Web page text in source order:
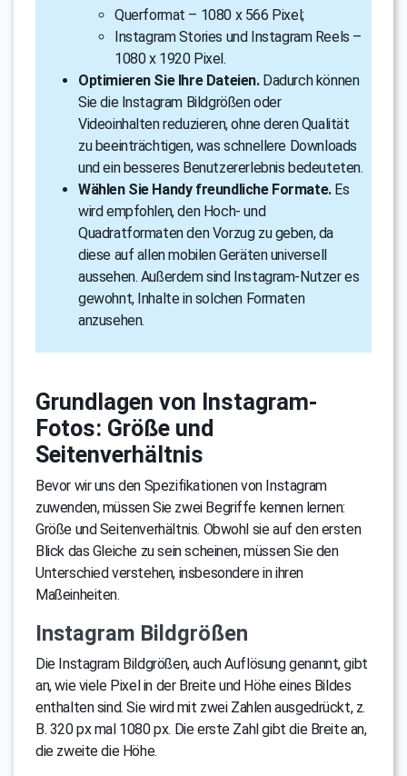
Querformat – 1080 x 566 Pixel;
Instagram Stories und Instagram Reels –
1080 x 1920 Pixel.
Optimieren Sie Ihre Dateien.Dadurch können
Sie die Instagram Bildgrößen oder
Videoinhalten reduzieren, ohne deren Qualität
zu beeinträchtigen, was schnellere Downloads
und ein besseres Benutzererlebnis bedeuteten.
Wählen Sie Handy freundliche Formate.Es
wird empfohlen, den Hoch- und
Quadratformaten den Vorzug zu geben, da
diese auf allen mobilen Geräten universell
aussehen. Außerdem sind Instagram-Nutzer es
gewohnt, Inhalte in solchen Formaten
anzusehen.
Grundlagen von Instagram-
Fotos: Größe und
Seitenverhältnis
Bevor wir uns den Spezifikationen von Instagram
zuwenden, müssen Sie zwei Begriffe kennen lernen:
Größe und Seitenverhältnis. Obwohl sie auf den ersten
Blick das Gleiche zu sein scheinen, müssen Sie den
Unterschied verstehen, insbesondere in ihren
Maßeinheiten.
Instagram Bildgrößen
Die Instagram Bildgrößen, auch Auflösung genannt, gibt
an, wie viele Pixel in der Breite und Höhe eines Bildes
enthalten sind. Sie wird mit zwei Zahlen ausgedrückt, z.
B. 320 px mal 1080 px. Die erste Zahl gibt die Breite an,
die zweite die Höhe.